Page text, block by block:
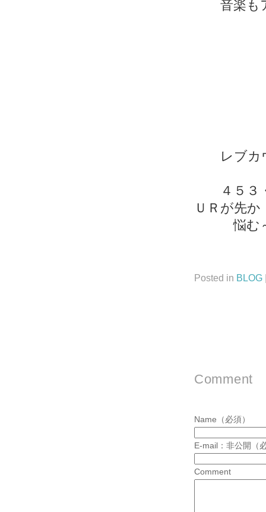
音楽もア
レブカウ
４５３
ＵＲが先か
悩む～
Posted in BLOG
Comment
Name（必須）
E-mail：非公開（
Comment